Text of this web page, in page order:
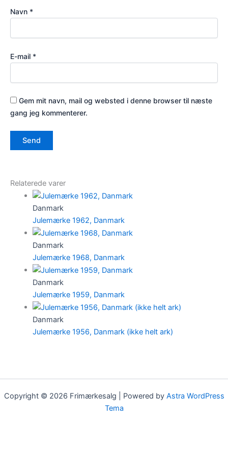
Navn *
E-mail *
Gem mit navn, mail og websted i denne browser til næste
gang jeg kommenterer.
Relaterede varer
Danmark
Julemærke 1962, Danmark
Danmark
Julemærke 1968, Danmark
Danmark
Julemærke 1959, Danmark
Danmark
Julemærke 1956, Danmark (ikke helt ark)
Copyright © 2026 Frimærkesalg | Powered by Astra WordPress
Tema